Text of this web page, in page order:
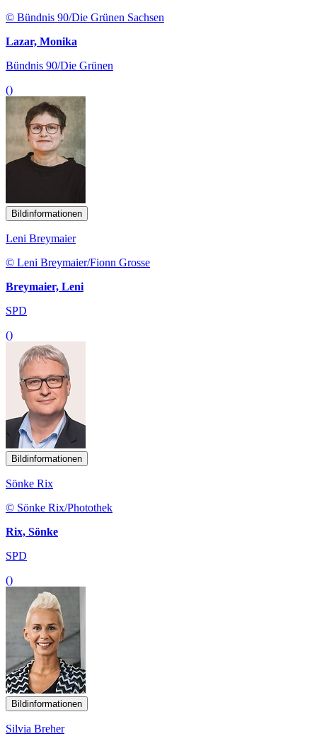
© Bündnis 90/Die Grünen Sachsen
Lazar, Monika
Bündnis 90/Die Grünen
()
Bildinformationen
Leni Breymaier
© Leni Breymaier/Fionn Grosse
Breymaier, Leni
SPD
()
Bildinformationen
Sönke Rix
© Sönke Rix/Photothek
Rix, Sönke
SPD
()
Bildinformationen
Silvia Breher